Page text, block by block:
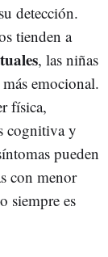
detección.
tienden a
, las niñas
emocional.
física,
cognitiva y
pueden
con menor
siempre es